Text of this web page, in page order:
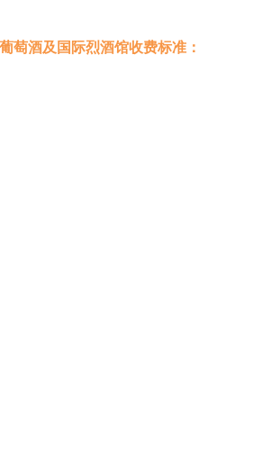
萄酒及国际烈酒馆收费标准：